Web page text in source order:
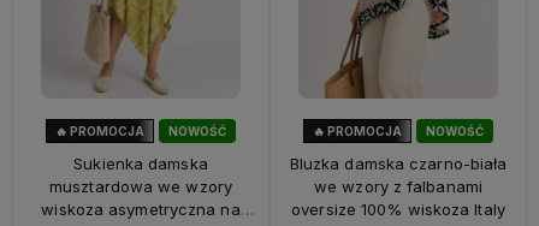
NOWOŚĆ
🔥 PROMOCJA
Sukienka damska
musztardowa we wzory
wiskoza asymetryczna na
NOWOŚĆ
🔥 PROMOCJA
Bluzka damska czarno-biała
we wzory z falbanami
oversize 100% wiskoza Italy